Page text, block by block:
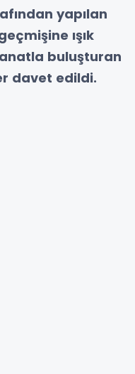
yapılan
ışık
buluşturan
davet edildi.